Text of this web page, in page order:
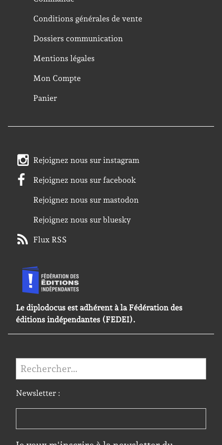
Conditions générales de vente
Dossiers communication
Mentions légales
Mon Compte
Panier
Rejoignez nous sur instagram
Rejoignez nous sur facebook
Rejoignez nous sur mastodon
Rejoignez nous sur bluesky
Flux RSS
Le diplodocus est adhérent à la Fédération des
éditions indépendantes (FEDEI).
Rechercher :
Newsletter :